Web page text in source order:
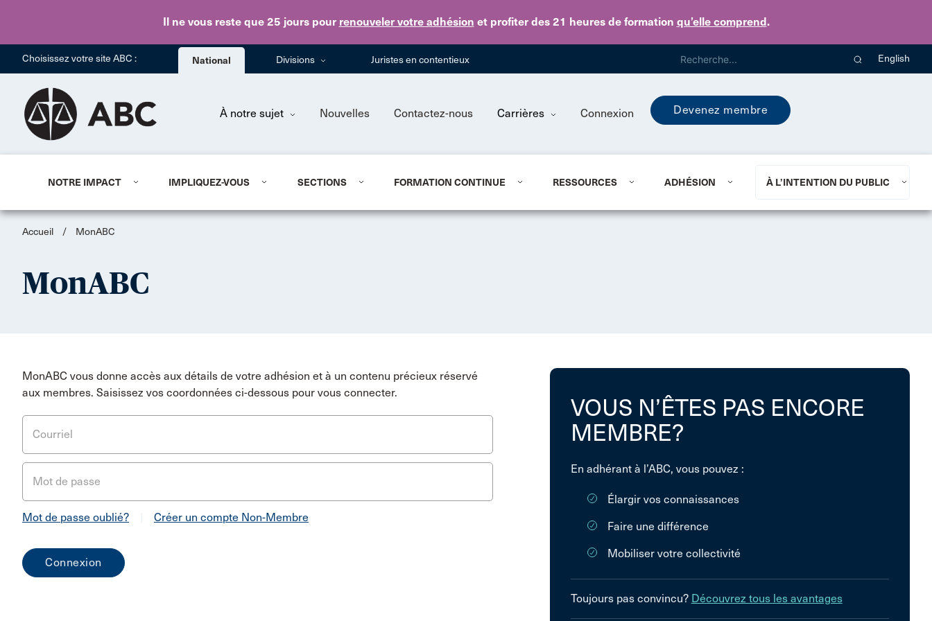
Il ne vous reste que 25 jourspour renouveler votre adhésion et profiter des 21 heures de formation qu’elle comprend.
Skip to main content
Choisissez votre site ABC : National Divisions Juristes en contentieux English
À notre sujet Nouvelles Contactez-nous Carrières Connexion Devenez membre
NOTRE IMPACT IMPLIQUEZ-VOUS SECTIONS FORMATION CONTINUE RESSOURCES ADHÉSION À L’INTENTION DU PUBLIC
Accueil / MonABC
MonABC
MonABC vous donne accès aux détails de votre adhésion et à un contenu précieux réservé
aux membres. Saisissez vos coordonnées ci-dessous pour vous connecter.
Courriel
Mot de passe
Mot de passe oublié? Créer un compte Non-Membre
VOUS N’ÊTES PAS ENCORE
MEMBRE?
En adhérant à l’ABC, vous pouvez :
Élargir vos connaissances
Faire une différence
Mobiliser votre collectivité
Toujours pas convincu? Découvrez tous les avantages